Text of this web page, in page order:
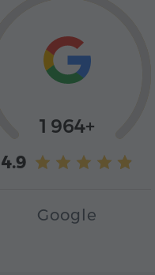
1 964+
4.9
Google